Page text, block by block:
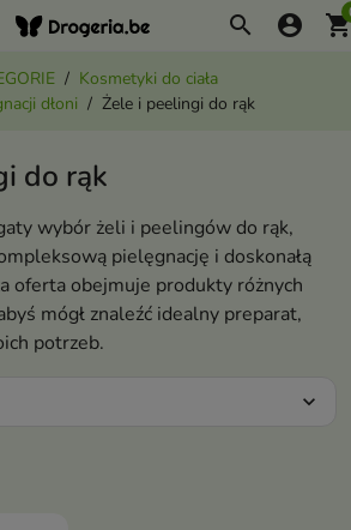
search account_circle
Kosmetyki do ciała
dłoni
Żele i peelingi do rąk
do rąk
wybór żeli i peelingów do rąk,
pielęgnację i doskonałą
oferta obejmuje produkty różnych
mógł znaleźć idealny preparat,
potrzeb.
expand_more